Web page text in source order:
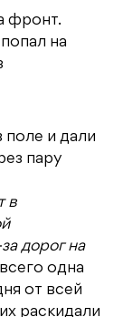
фронт.
на
поле и дали
пару
в
дорог на
одна
от всей
раскидали